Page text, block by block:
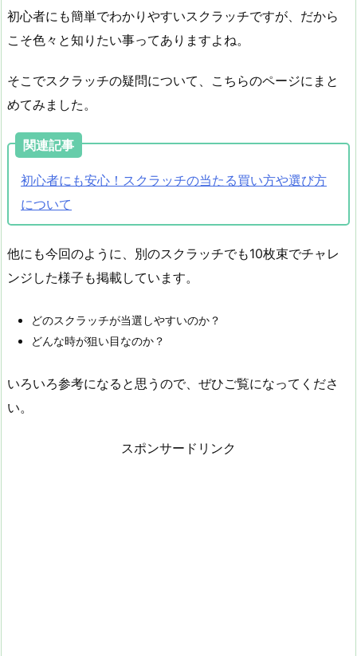
初心者にも簡単でわかりやすいスクラッチですが、だから
こそ色々と知りたい事ってありますよね。
そこでスクラッチの疑問について、こちらのページにまと
めてみました。
関連記事
初心者にも安心！スクラッチの当たる買い方や選び方
について
他にも今回のように、別のスクラッチでも10枚束でチャレ
ンジした様子も掲載しています。
どのスクラッチが当選しやすいのか？
どんな時が狙い目なのか？
いろいろ参考になると思うので、ぜひご覧になってくださ
い。
スポンサードリンク